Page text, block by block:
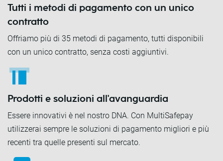
Tutti i metodi di pagamento con un unico
contratto
Offriamo più di 35 metodi di pagamento, tutti disponibili
con un unico contratto, senza costi aggiuntivi.
Prodotti e soluzioni all'avanguardia
Essere innovativi è nel nostro DNA. Con MultiSafepay
utilizzerai sempre le soluzioni di pagamento migliori e più
recenti tra quelle presenti sul mercato.